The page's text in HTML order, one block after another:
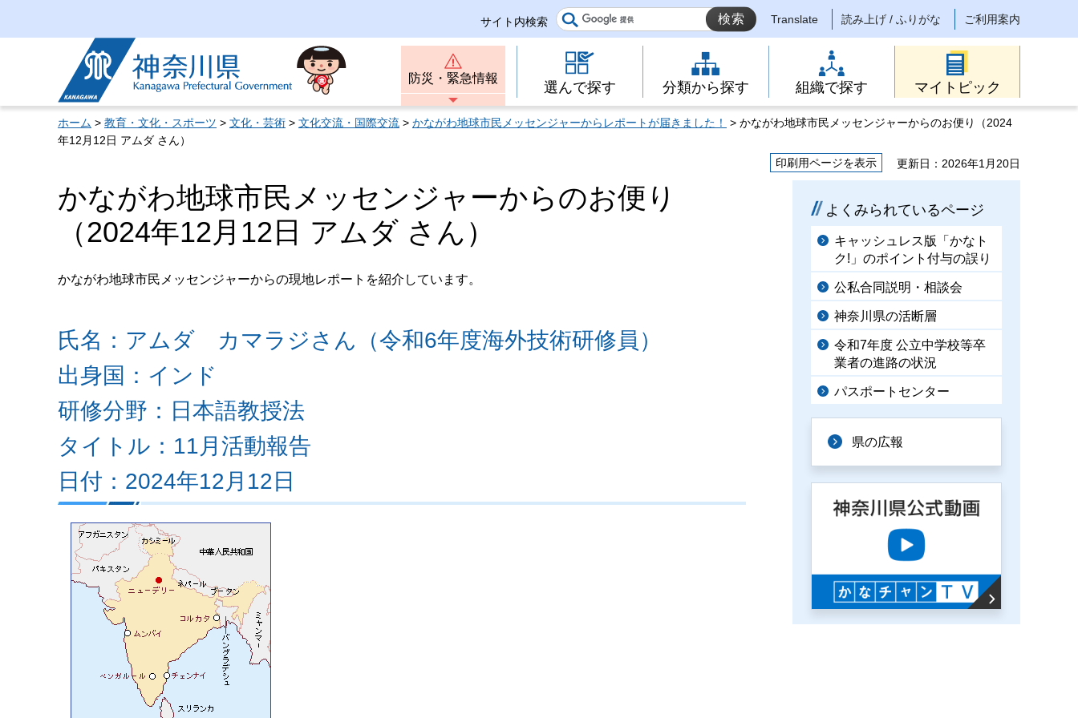
サイト内検索 Translate 読み上げ / ふりがな ご利用案内
神奈川県
防災・緊急情報
選んで探す 分類から探す 組織で探す マイトピック
ホーム > 教育・文化・スポーツ > 文化・芸術 > 文化交流・国際交流 > かながわ地球市民メッセンジャーからレポートが届きました！
> かながわ地球市民メッセンジャーからのお便り（2024
年12月12日 アムダ さん）
印刷用ページを表示
更新日：2026年1月20日
かながわ地球市民メッセンジャーからのお便り
（2024年12月12日 アムダ さん）
かながわ地球市民メッセンジャーからの現地レポートを紹介しています。
氏名：アムダ カマラジさん（令和6年度海外技術研修員）
出身国：インド
研修分野：日本語教授法
タイトル：11月活動報告
日付：2024年12月12日
よくみられているページ
キャッシュレス版「かなト
ク!」のポイント付与の誤り
公私合同説明・相談会
神奈川県の活断層
令和7年度 公立中学校等卒
業者の進路の状況
パスポートセンター
県の広報